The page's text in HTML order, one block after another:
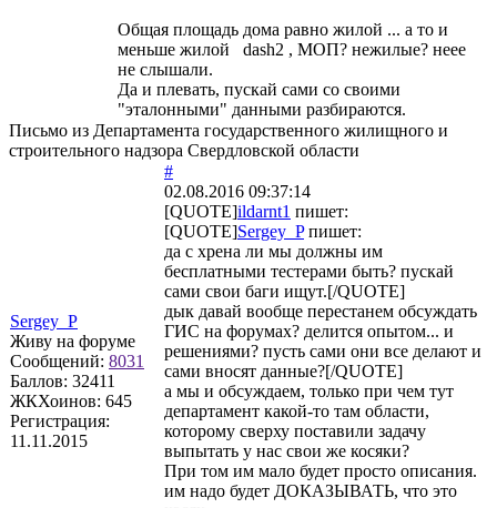
Общая площадь дома равно жилой ... а то и
меньше жилой dash2 , МОП? нежилые? неее
не слышали.
Да и плевать, пускай сами со своими
"эталонными" данными разбираются.
Письмо из Департамента государственного жилищного и
строительного надзора Свердловской области
Sergey_P
Живу на форуме
Сообщений: 8031
Баллов: 32411
ЖКХоинов: 645
Регистрация:
11.11.2015
#
02.08.2016 09:37:14
[QUOTE]ildarnt1 пишет:
[QUOTE]Sergey_Pпишет:
да с хрена ли мы должны им
бесплатными тестерами быть? пускай
сами свои баги ищут.[/QUOTE]
дык давай вообще перестанем обсуждать
ГИС на форумах? делится опытом... и
решениями? пусть сами они все делают и
сами вносят данные?[/QUOTE]
а мы и обсуждаем, только при чем тут
департамент какой-то там области,
которому сверху поставили задачу
выпытать у нас свои же косяки?
При том им мало будет просто описания.
им надо будет ДОКАЗЫВАТЬ, что это